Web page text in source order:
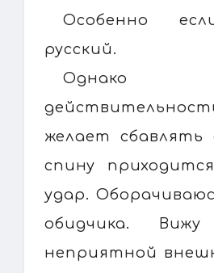
Особенно
русский.
Однако
желает сбавлять
спину
удар.
обидчика.
неприятной